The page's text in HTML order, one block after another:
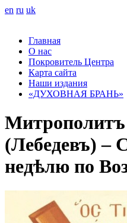
en ru uk
Главная
О нас
Покровитель Центра
Карта сайта
Наши издания
«ДУХОВНАЯ БРАНЬ»
Митрополитъ
(Лебедевъ) –
недѣлю по